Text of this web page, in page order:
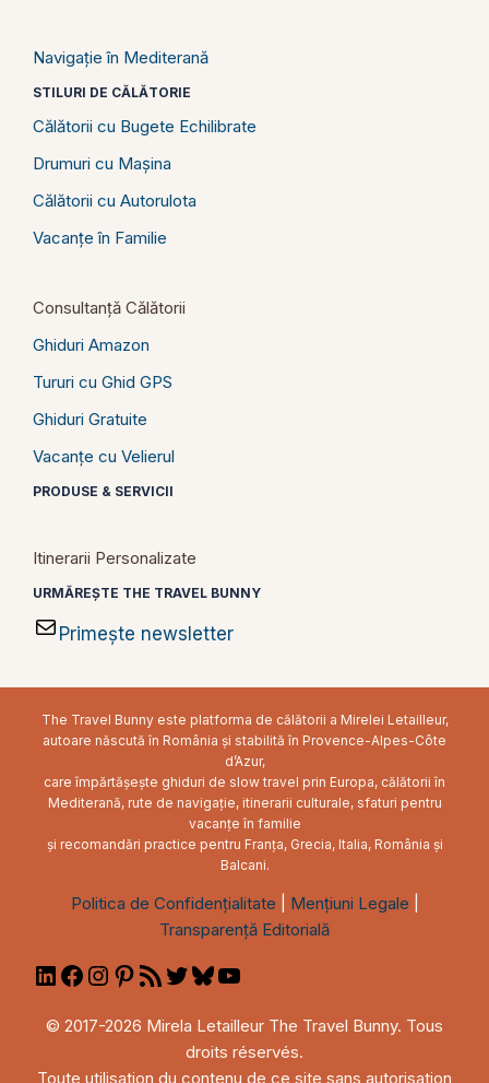
Navigație în Mediterană
STILURI DE CĂLĂTORIE
Călătorii cu Bugete Echilibrate
Drumuri cu Mașina
Călătorii cu Autorulota
Vacanțe în Familie
Consultanță Călătorii
Ghiduri Amazon
Tururi cu Ghid GPS
Ghiduri Gratuite
Vacanțe cu Velierul
PRODUSE & SERVICII
Itinerarii Personalizate
URMĂREȘTE THE TRAVEL BUNNY
Primește newsletter
The Travel Bunny este platforma de călătorii a Mirelei Letailleur,
autoare născută în România și stabilită în Provence-Alpes-Côte
d’Azur,
care împărtășește ghiduri de slow travel prin Europa, călătorii în
Mediterană, rute de navigație, itinerarii culturale, sfaturi pentru
vacanțe în familie
și recomandări practice pentru Franța, Grecia, Italia, România și
Balcani.
Politica de Confidențialitate Mențiuni Legale
Transparență Editorială
LinkedIn
Facebook
Instagram
Pinterest
RSSTwitterBluesky
© 2017-2026 Mirela Letailleur The Travel Bunny. Tous
droits réservés.
Toute utilisation du contenu de ce site sans autorisation